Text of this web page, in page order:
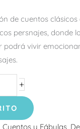
de cuentos
persnajes, donde
podrá vivir
+
Cuentos y Fábulas